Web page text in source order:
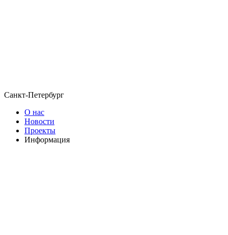
Санкт-Петербург
О нас
Новости
Проекты
Информация